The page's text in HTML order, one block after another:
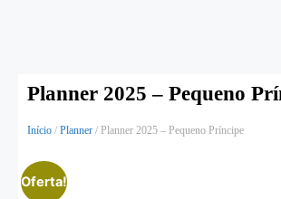
Planner 2025 – Pequeno
Início / Planner / Planner 2025 – Pequeno Príncipe
Oferta!